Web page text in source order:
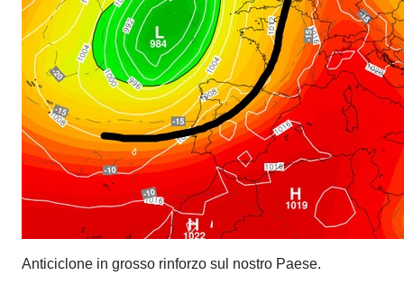
Anticiclone in grosso rinforzo sul nostro Paese.